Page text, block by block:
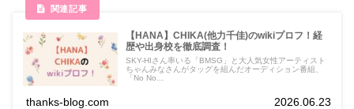
【HANA】CHIKA(他力千佳)のwikiプロフ！経
歴や出身校を徹底調査！
SKY-HIさん率いる「BMSG」と大人気女性アーティスト
ちゃんみなさんがタッグを組んだオーディション番組、
「No No...
thanks-blog.com 2026.06.23